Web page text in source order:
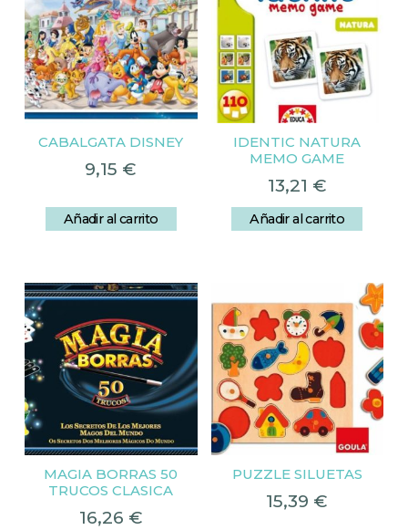
CABALGATA DISNEY
9,15 €
Añadir al carrito
IDENTIC NATURA
MEMO GAME
13,21 €
Añadir al carrito
MAGIA BORRAS 50
TRUCOS CLASICA
16,26 €
PUZZLE SILUETAS
15,39 €